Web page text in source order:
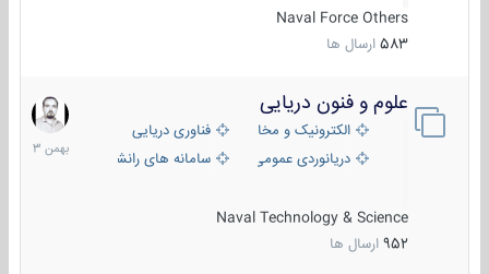
Naval Force Others
583 ارسال ها
علوم و فنون دریایی
الکترونیک و مخابرات دریاییفناوری دریایی
دریانوردی عمومی
سامانه های رانشی دریایی
Naval Technology & Science
952 ارسال ها
6
بهمن
1403